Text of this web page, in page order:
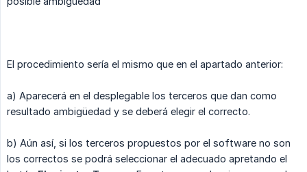
El procedimiento sería el mismo que en el apartado anterior:
a) Aparecerá en el desplegable los terceros que dan como
resultado ambigüedad y se deberá elegir el correcto.
b) Aún así, si los terceros propuestos por el software no son
los correctos se podrá seleccionar el adecuado apretando el